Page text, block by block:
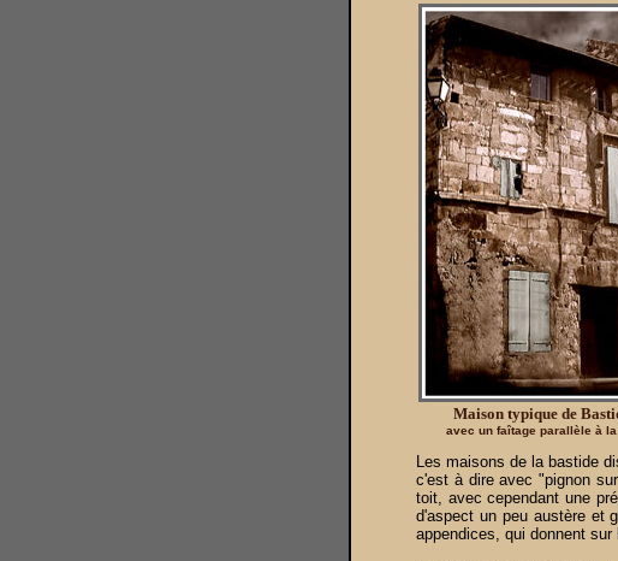
Maison typique de
avec un faîtage parallèle à
Les maisons de la bastide
c'est à dire avec "pignon
toit, avec cependant une
d'aspect un peu austère et
appendices, qui donnent sur